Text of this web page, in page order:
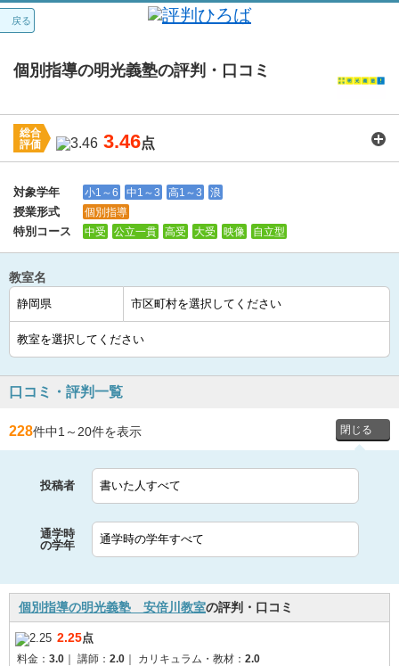
戻る
個別指導の明光義塾の評判・口コミ
総合
評価
3.46点
講師：3.7 カリキュラム：3.7 周りの環境：3.8
対象学年
小1～6 中1～3 高1～3 浪
授業形式 個別指導
特別コース 中受 公立一貫 高受 大受 映像 自立型
教室名
口コミ・評判一覧
228件中1 ～ 20件を表示
投稿者
通学時
の学年
個別指導の明光義塾 安倍川教室の評判・口コミ
2.25点
料金： 3.0 講師： 2.0 カリキュラム・教材： 2.0